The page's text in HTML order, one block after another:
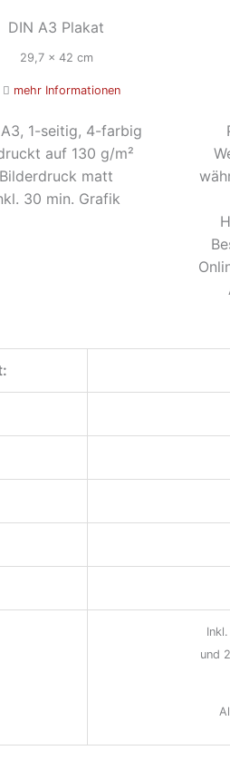
DIN A3 Plakat
29,7 x 42 cm
mehr Informationen
1-seitig, 4-farbig
auf 130 g/m²
Bilderdruck matt
30 min. Grafik
und